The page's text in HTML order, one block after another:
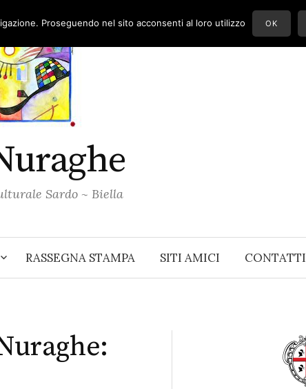
Sardo ~ Biella
RASSEGNA STAMPA SITI AMICI CONTATTI
Proseguendo nel sito acconsenti al loro utilizzo OK